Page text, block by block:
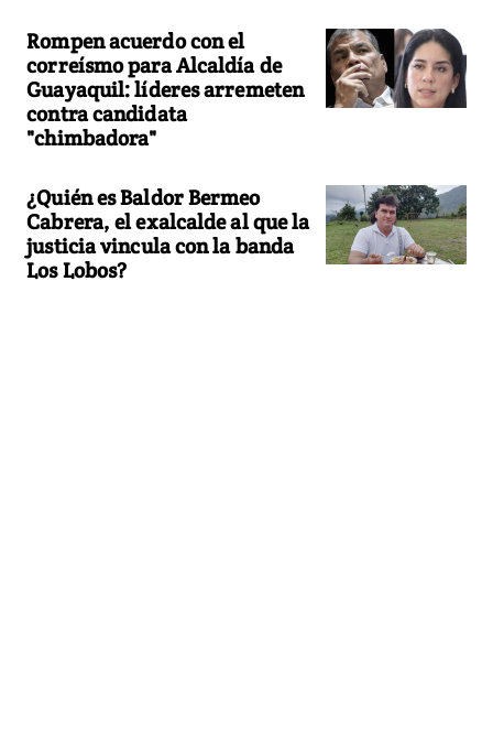
Rompen acuerdo con el
correísmo para Alcaldía de
Guayaquil: líderes arremeten
contra candidata
"chimbadora"
¿Quién es Baldor Bermeo
Cabrera, el exalcalde al que la
justicia vincula con la banda
Los Lobos?